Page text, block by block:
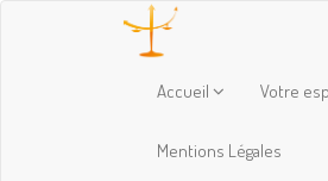
Accueil Votre
Mentions Légales